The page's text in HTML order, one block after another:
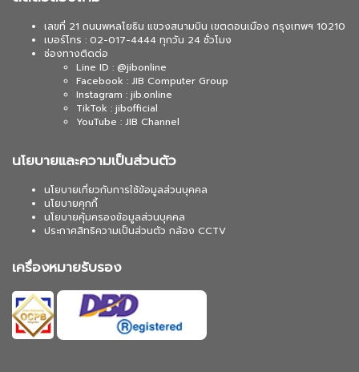
เลขที่ 21 ถนนพหลโยธิน แขวงสนามบิน เขตดอนเมือง กรุงเทพฯ 10210
เบอร์โทร : 02-017-4444 ทุกวัน 24 ชั่วโมง
ช่องทางติดต่อ
Line ID : @jibonline
Facebook : JIB Computer Group
Instagram : jib.online
TikTok : jibofficial
YouTube : JIB Channel
นโยบายและความเป็นส่วนตัว
นโยบายเกี่ยวกับการใช้ข้อมูลส่วนบุคคล
นโยบายคุกกี้
นโยบายคุ้มครองข้อมูลส่วนบุคคล
ประกาศสิทธิความเป็นส่วนตัว กล้อง CCTV
เครื่องหมายรับรอง